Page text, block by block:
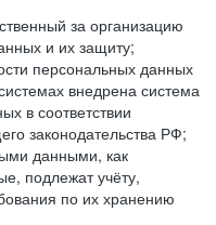
за организацию
и их защиту;
персональных данных
внедрена система
в соответствии
законодательства РФ;
данными, как
подлежат учёту,
по их хранению